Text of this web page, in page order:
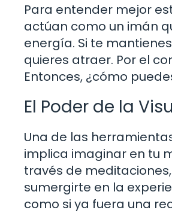
Para entender mejor
actúan como un imán
energía. Si te
quieres atraer. Por el
Entonces, ¿cómo
El Poder de la
Una de las
implica imaginar en tu
través de
sumergirte en la
como si ya fuera una